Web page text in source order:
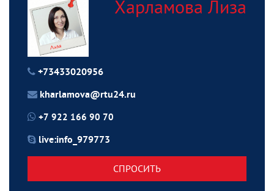
Харламова Лиза
+73433020956
kharlamova@rtu24.ru
+7 922 166 90 70
live:info_979773
СПРОСИТЬ